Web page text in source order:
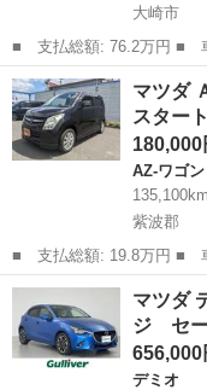
大崎市
■ 支払総額: 76.2万円 ■ 車両本体価格： 704,000 円 ■ メーカー
名： マツダ ■ 車種名：
グ 純正ナビ／フルセグＴ
ＳＥ／スマー...
宮城 大崎市 デミオ
マツダ
スター
180,000
AZ-ワゴン
135,100km
紫波郡
■ 支払総額: 19.8万円 ■ 車両本体価格： 180,000 円 ■ メーカー
名： マツダ ■ 車種名：
シャル プッシュスター
キー ■ 排...
岩手 紫波郡 AZ-ワ
マツダ
ジ セー
656,000
デミオ